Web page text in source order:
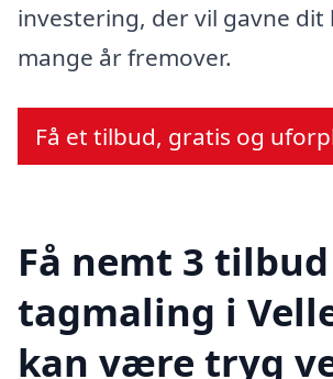
investering, der vil gavne dit
mange år fremover.
Få et tilbud, gratis og
Få nemt 3
tagmaling i
kan være tryg